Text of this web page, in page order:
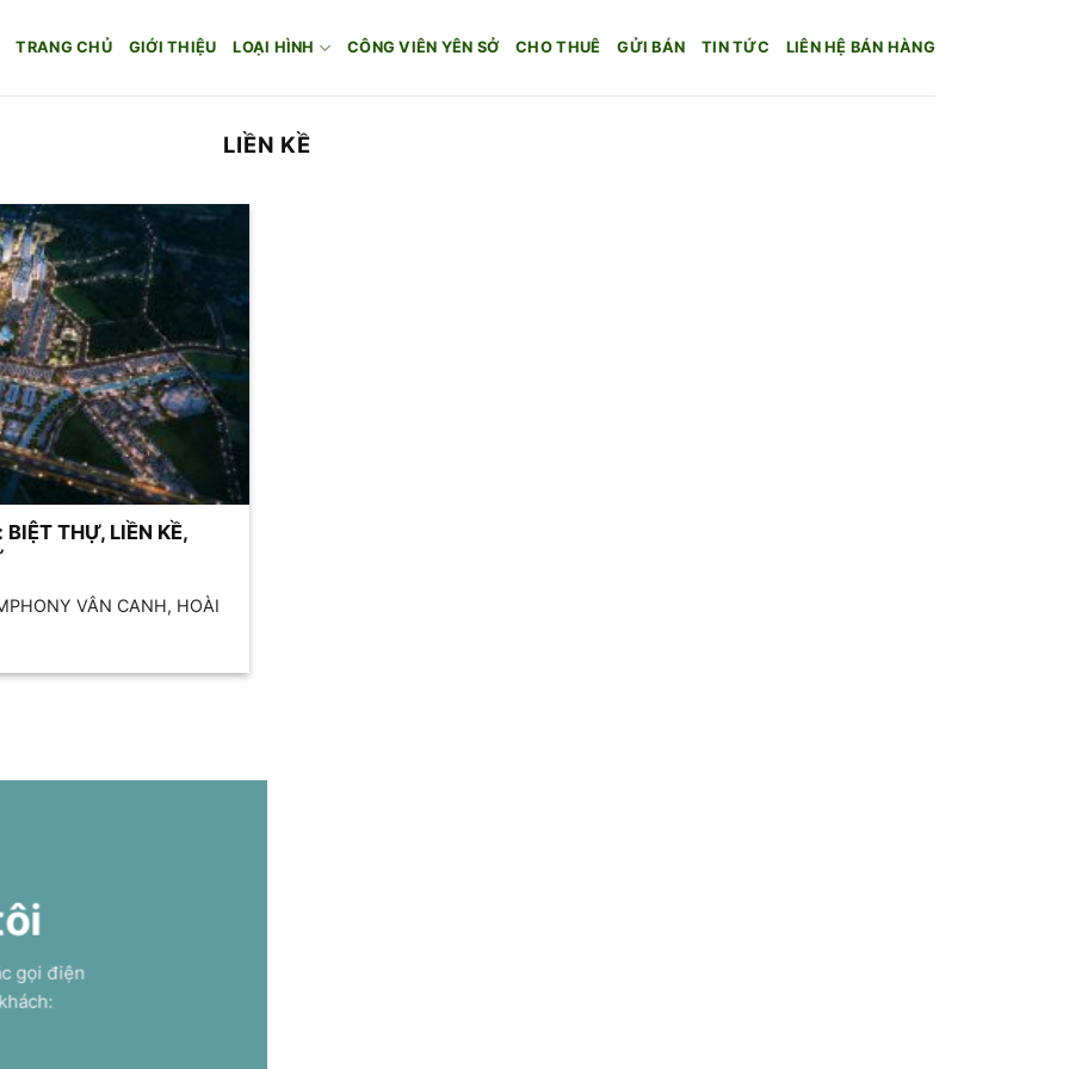
TRANG CHỦ GIỚI THIỆU LOẠI HÌNH CÔNG VIÊN YÊN SỞ CHO THUÊ GỬI BÁN TIN TỨC LIÊN HỆ BÁN HÀNG
LIỀN KỀ
THỰ, LIỀN KỀ,
VÂN CANH, HOÀI
gọi điện